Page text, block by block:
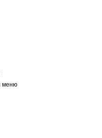
меню